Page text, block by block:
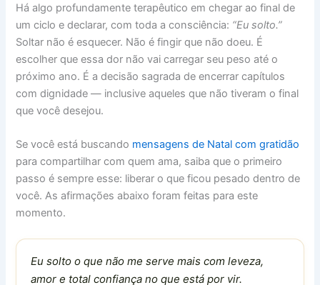
Há algo profundamente terapêutico em chegar ao final de
um ciclo e declarar, com toda a consciência: “Eu solto.”
Soltar não é esquecer. Não é fingir que não doeu. É
escolher que essa dor não vai carregar seu peso até o
próximo ano. É a decisão sagrada de encerrar capítulos
com dignidade — inclusive aqueles que não tiveram o final
que você desejou.
Se você está buscando mensagens de Natal com gratidão
para compartilhar com quem ama, saiba que o primeiro
passo é sempre esse: liberar o que ficou pesado dentro de
você. As afirmações abaixo foram feitas para este
momento.
Eu solto o que não me serve mais com leveza,
amor e total confiança no que está por vir.